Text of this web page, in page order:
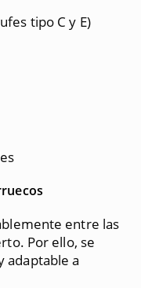
tipo C y E)
entre las
Por ello, se
adaptable a